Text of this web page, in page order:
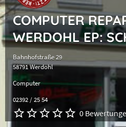
COMPUTER
WERDOHL EP:
Bahnhofstraße 29
58791 Werdohl
Computer
02392 / 25 54
0